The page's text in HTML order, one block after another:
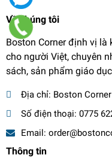
Về chúng tôi
Boston Corner định vị
cho người Việt, chuyên
sách, sản phẩm giáo
Địa chỉ: Boston
Số điện thoại: 0775
Email:
Thông tin